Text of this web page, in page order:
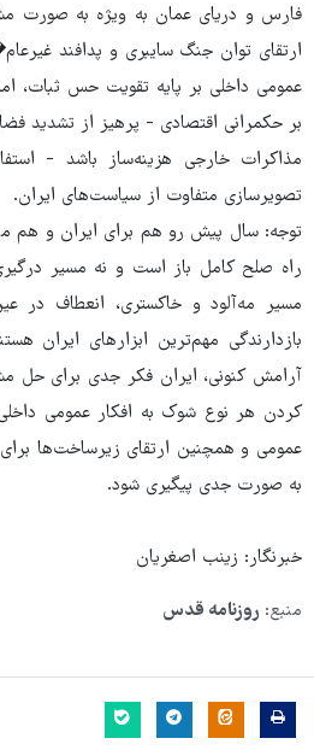
فارس و دریای عمان به ویژه به صورت
عمومی داخلی بر پایه تقویت حس ثبات،
بر حکمرانی اقتصادی - پرهیز از تشدید
مذاکرات خارجی هزینه‌ساز باشد -
تصویرسازی متفاوت از سیاست‌های ایران.
توجه: سال پیش رو هم برای ایران و هم
راه صلح کامل باز است و نه مسیر
مسیر مه‌آلود و خاکستری، انعطاف در
بازدارندگی مهم‌ترین ابزارهای ایران
آرامش کنونی، ایران فکر جدی برای حل
کردن هر نوع شوک به افکار عمومی
عمومی و همچنین ارتقای زیرساخت‌ها
به صورت جدی پیگیری شود.
خبرنگار: زینب اصغریان
منبع: روزنامه قدس